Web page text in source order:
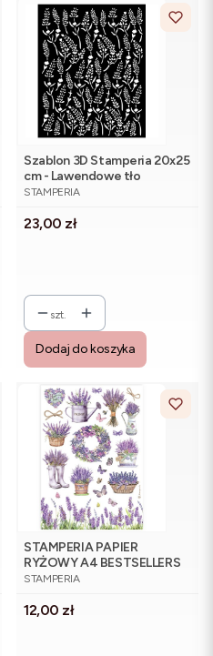
Szablon 3D Stamperia 20x25
cm - Lawendowe tło
PRODUCENT
STAMPERIA
Cena
23,00 zł
szt.
Dodaj do koszyka
STAMPERIA PAPIER
RYŻOWY A4 BESTSELLERS
PROVENCE AKCESORIA
PRODUCENT
STAMPERIA
Cena
12,00 zł